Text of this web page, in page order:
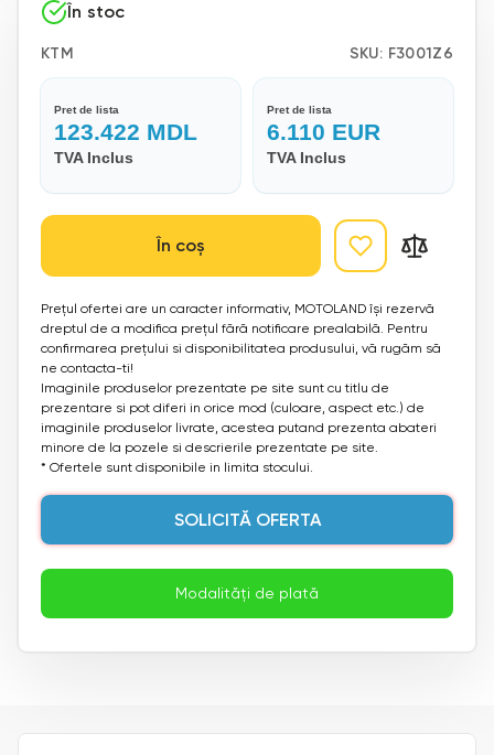
În stoc
KTM SKU: F3001Z6
Pret de lista
123.422 MDL
TVA Inclus
Pret de lista
6.110 EUR
TVA Inclus
În coș
Prețul ofertei are un caracter informativ, MOTOLAND își rezervă
dreptul de a modifica prețul fără notificare prealabilă. Pentru
confirmarea prețului si disponibilitatea produsului, vă rugăm să
ne contacta-ti!
Imaginile produselor prezentate pe site sunt cu titlu de
prezentare si pot diferi in orice mod (culoare, aspect etc.) de
imaginile produselor livrate, acestea putand prezenta abateri
minore de la pozele si descrierile prezentate pe site.
* Ofertele sunt disponibile in limita stocului.
SOLICITĂ OFERTA
Modalități de plată